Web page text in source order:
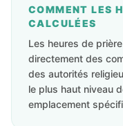
COMMENT LES
CALCULÉES
Les heures de
directement des
des autorités
le plus haut niveau
emplacement